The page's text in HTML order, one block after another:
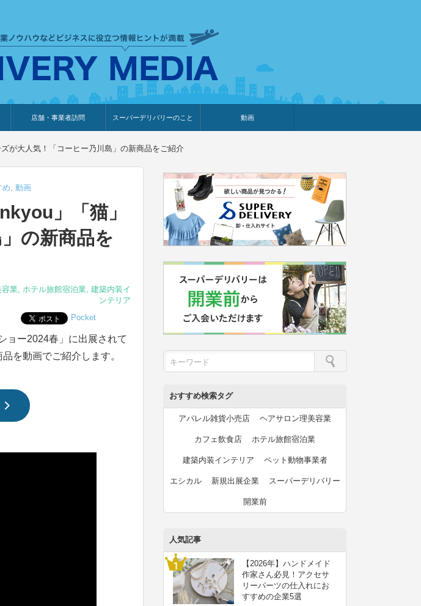
店舗・事業者訪問
アパレル店
カフェ・飲食店
ペットサロン
メーカー
他の業種
美容サロン
薬局
観光・ホテル旅館宿泊業
雑貨店
食料品店
スーパーデリバリーのこと
SD export
お知らせ
イベント・プレゼント企画
セミナー・調査レポート
体験型イベント・動画告知
外部メディア掲載
新規出展メーカー
動画
が大人気！「コーヒー乃川島」の新商品をご紹介
め, 動画
」「猫」
の新商品を
業, ホテル旅館宿泊業, 建築内装イ
ンテリア
Pocket
ョー2024春」に出展されて
を動画でご紹介します。
おすすめ検索タグ
アパレル雑貨小売店 ヘアサロン理美容業
カフェ飲食店 ホテル旅館宿泊業
建築内装インテリア ペット動物事業者
エシカル 新規出展企業 スーパーデリバリー
開業前
人気記事
【2026年】ハンドメイド
作家さん必見！アクセサ
リーパーツの仕入れにお
すすめの企業5選